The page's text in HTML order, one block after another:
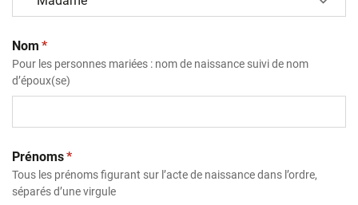
Nom (obligatoire)
*
Pour les personnes mariées : nom de naissance suivi de nom
d’époux(se)
Prénoms(obligatoire)
*
Tous les prénoms figurant sur l’acte de naissance dans l’ordre,
séparés d’une virgule